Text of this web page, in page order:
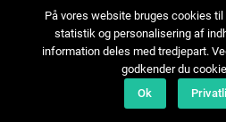
Kontakta
Sitemap
På vores website bruges cookies
statistik og personalisering af
information deles med tredjepart.
godkender du
Ok